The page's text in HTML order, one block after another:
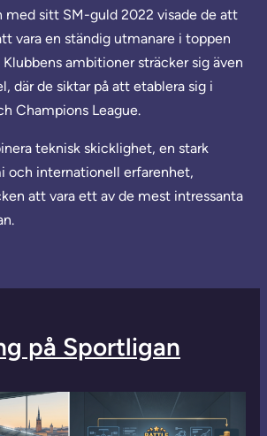
med sitt SM-guld 2022 visade de att
vara en ständig utmanare i toppen
ambitioner sträcker sig även
där de siktar på att etablera sig i
Champions League.
teknisk skicklighet, en stark
och internationell erfarenhet,
att vara ett av de mest intressanta
på Sportligan